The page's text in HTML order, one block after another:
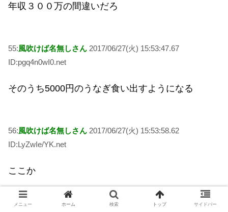
年収３００万の間違いだろ
55:風吹けば名無しさん 2017/06/27(火) 15:53:47.67
ID:pgq4n0wI0.net
そのうち5000円のうなぎ食い出すようになる
56:風吹けば名無しさん 2017/06/27(火) 15:53:58.62
ID:LyZwIe/YK.net
ここか
メニュー ホーム 検索 トップ サイドバー